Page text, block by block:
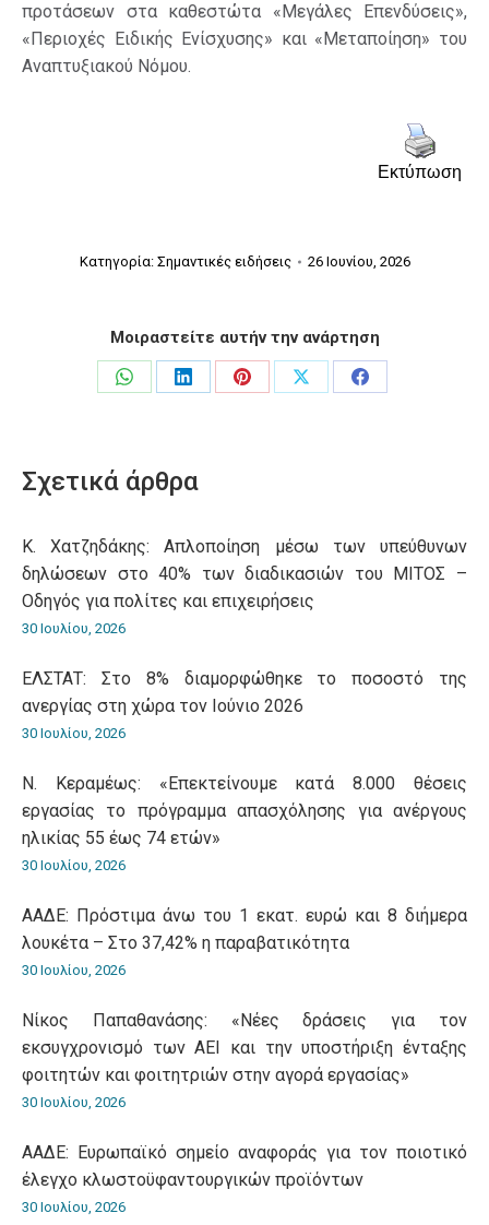
προτάσεων στα καθεστώτα «Μεγάλες Επενδύσεις»,
«Περιοχές Ειδικής Ενίσχυσης» και «Μεταποίηση» του
Αναπτυξιακού Νόμου.
Εκτύπωση
Κατηγορία: Σημαντικές ειδήσεις 26 Ιουνίου, 2026
Μοιραστείτε αυτήν την ανάρτηση
Share
Share
Share
Share
Share
Σχετικά άρθρα
Κ. Χατζηδάκης: Aπλοποίηση μέσω των υπεύθυνων
δηλώσεων στο 40% των διαδικασιών του ΜΙΤΟΣ –
Οδηγός για πολίτες και επιχειρήσεις
30 Ιουλίου, 2026
ΕΛΣΤΑΤ: Στο 8% διαμορφώθηκε το ποσοστό της
ανεργίας στη χώρα τον Ιούνιο 2026
30 Ιουλίου, 2026
Ν. Κεραμέως: «Επεκτείνουμε κατά 8.000 θέσεις
εργασίας το πρόγραμμα απασχόλησης για ανέργους
ηλικίας 55 έως 74 ετών»
30 Ιουλίου, 2026
ΑΑΔΕ: Πρόστιμα άνω του 1 εκατ. ευρώ και 8 διήμερα
λουκέτα – Στο 37,42% η παραβατικότητα
30 Ιουλίου, 2026
Νίκος Παπαθανάσης: «Νέες δράσεις για τον
εκσυγχρονισμό των ΑΕΙ και την υποστήριξη ένταξης
φοιτητών και φοιτητριών στην αγορά εργασίας»
30 Ιουλίου, 2026
ΑΑΔΕ: Ευρωπαϊκό σημείο αναφοράς για τον ποιοτικό
έλεγχο κλωστοϋφαντουργικών προϊόντων
30 Ιουλίου, 2026